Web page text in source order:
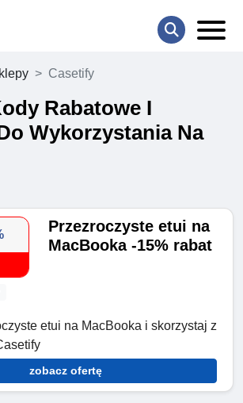
Casetify
Rabatowe I
Wykorzystania Na
Przezroczyste etui na
MacBooka -15% rabat
etui na MacBooka i skorzystaj z
zobacz ofertę